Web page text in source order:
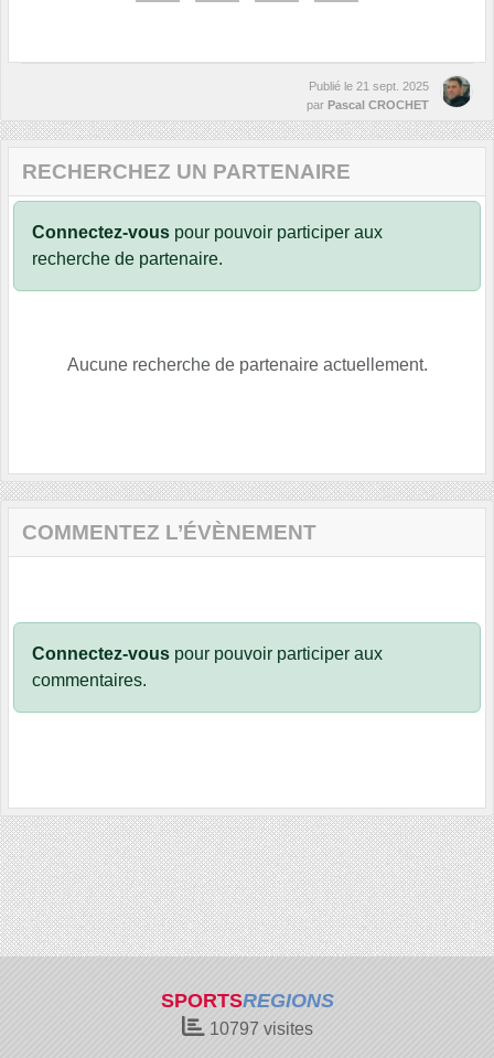
Publié le 21 sept. 2025
par Pascal CROCHET
RECHERCHEZ UN PARTENAIRE
Connectez-vous pour pouvoir participer aux
recherche de partenaire.
Aucune recherche de partenaire actuellement.
COMMENTEZ L’ÉVÈNEMENT
Connectez-vous pour pouvoir participer aux
commentaires.
SPORTSREGIONS
10797 visites